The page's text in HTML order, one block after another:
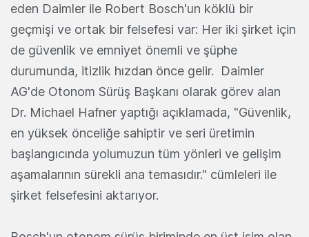
eden Daimler ile Robert Bosch'un köklü bir
geçmişi ve ortak bir felsefesi var: Her iki şirket için
de güvenlik ve emniyet önemli ve şüphe
durumunda, itizlik hızdan önce gelir. Daimler
AG'de Otonom Sürüş Başkanı olarak görev alan
Dr. Michael Hafner yaptığı açıklamada, "Güvenlik,
en yüksek önceliğe sahiptir ve seri üretimin
başlangıcında yolumuzun tüm yönleri ve gelişim
aşamalarının sürekli ana temasıdır." cümleleri ile
şirket felsefesini aktarıyor.